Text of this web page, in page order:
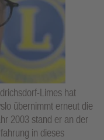
Limes hat
übernimmt erneut die
2003 stand er an der
in dieses